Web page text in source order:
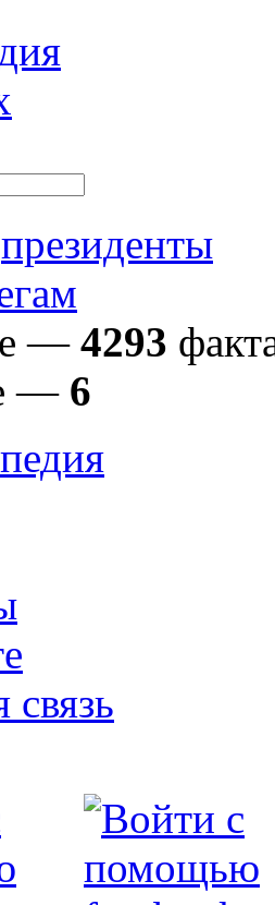
президенты
— 4293
— 6
связь